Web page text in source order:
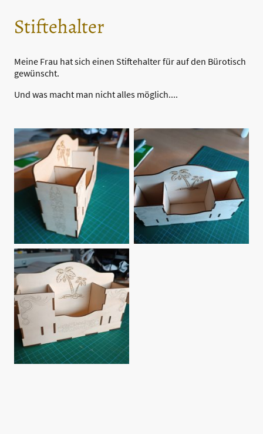
Stiftehalter
Meine Frau hat sich einen Stiftehalter für auf den Bürotisch
gewünscht.
Und was macht man nicht alles möglich....